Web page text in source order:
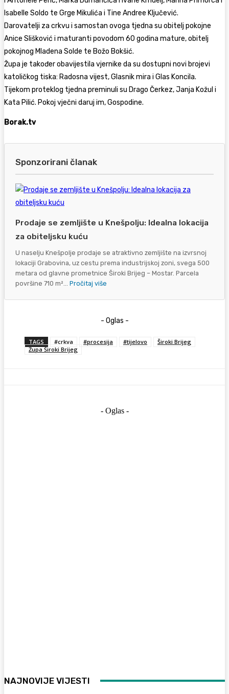
Isabelle Soldo te Grge Mikulića i Tine Andree Ključević.
Darovatelji za crkvu i samostan ovoga tjedna su obitelj pokojne
Anice Slišković i maturanti povodom 60 godina mature, obitelj
pokojnog Mladena Solde te Božo Bokšić.
Župa je također obavijestila vjernike da su dostupni novi brojevi
katoličkog tiska: Radosna vijest, Glasnik mira i Glas Koncila.
Tijekom proteklog tjedna preminuli su Drago Čerkez, Janja Kožul i
Kata Pilić. Pokoj vječni daruj im, Gospodine.
Borak.tv
Sponzorirani članak
Prodaje se zemljište u Knešpolju: Idealna lokacija
za obiteljsku kuću
U naselju Knešpolje prodaje se atraktivno zemljište na izvrsnoj
lokaciji Grabovina, uz cestu prema industrijskoj zoni, svega 500
metara od glavne prometnice Široki Brijeg – Mostar. Parcela
površine 710 m²... Pročitaj više
- Oglas -
TAGS #crkva #procesija #tijelovo
Široki Brijeg
Župa Široki Brijeg
- Oglas -
NAJNOVIJE VIJESTI